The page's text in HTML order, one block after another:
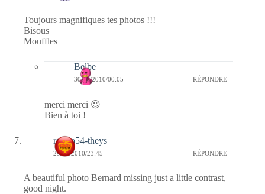
Toujours magnifiques tes photos !!!
Bisous
Mouffles
Belbe
30/01/2010/00:05 RÉPONDRE
merci merci 😉
Bien à toi !
rolero54-theys
29/01/2010/23:45 RÉPONDRE
A beautiful photo Bernard missing just a little contrast,
good night.